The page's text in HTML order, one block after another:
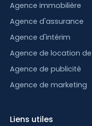
Agence immobilière
Agence d'assurance
Agence d'intérim
Agence de location
Agence de publicité
Agence de marketing
Liens utiles